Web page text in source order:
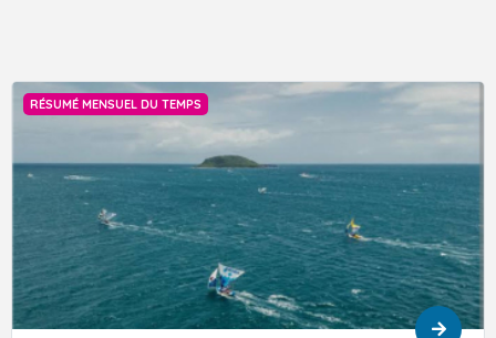
RÉSUMÉ MENSUEL DU TEMPS